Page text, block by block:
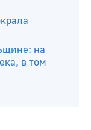
на
в том